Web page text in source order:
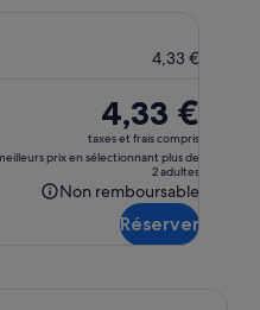
4,33 €
Le
prix
est
de 4,33 €.
4,33 €
taxes et frais compris
prix en sélectionnant plus de
2 adultes
Non remboursable
Non
remboursableRéserver